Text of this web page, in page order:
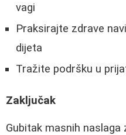
vagi
Praksirajte zdrave
dijeta
Tražite podršku u
Zaključak
Gubitak masnih